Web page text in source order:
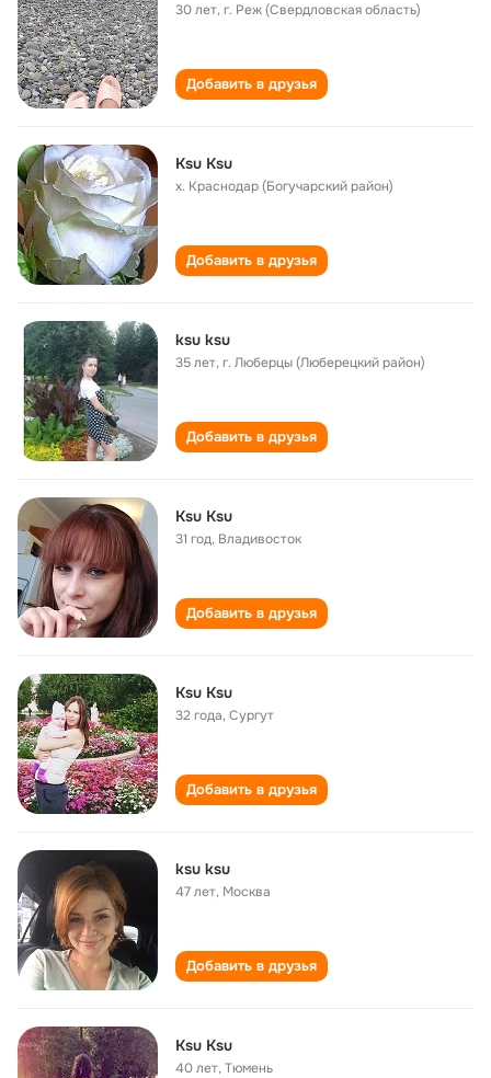
30 лет,г. Реж (Свердловская область)
Добавить в друзья
Ksu Ksu
х. Краснодар (Богучарский район)
Добавить в друзья
ksu ksu
35 лет,г. Люберцы (Люберецкий район)
Добавить в друзья
Ksu Ksu
31 год, Владивосток
Добавить в друзья
Ksu Ksu
32 года,Сургут
Добавить в друзья
ksu ksu
47 лет, Москва
Добавить в друзья
Ksu Ksu
40 лет,Тюмень